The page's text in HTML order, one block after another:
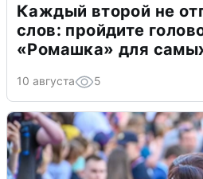
Каждый второй не
слов: пройдите
«Ромашка» для
10 августа 5